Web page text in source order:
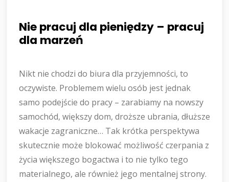
Nie pracuj dla pieniędzy – pracuj
dla marzeń
Nikt nie chodzi do biura dla przyjemności, to
oczywiste. Problemem wielu osób jest jednak
samo podejście do pracy – zarabiamy na nowszy
samochód, większy dom, droższe ubrania, dłuższe
wakacje zagraniczne… Tak krótka perspektywa
skutecznie może blokować możliwość czerpania z
życia większego bogactwa i to nie tylko tego
materialnego, ale również jego mentalnej strony.